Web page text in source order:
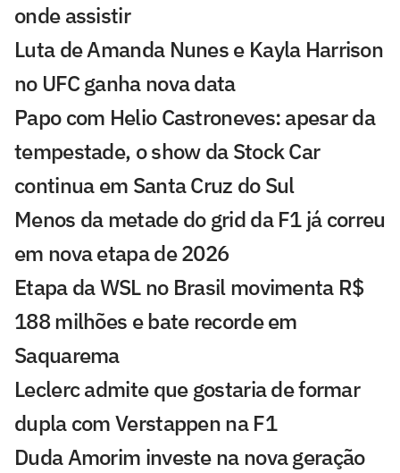
onde assistir
Luta de Amanda Nunes e Kayla Harrison
no UFC ganha nova data
Papo com Helio Castroneves: apesar da
tempestade, o show da Stock Car
continua em Santa Cruz do Sul
Menos da metade do grid da F1 já correu
em nova etapa de 2026
Etapa da WSL no Brasil movimenta R$
188 milhões e bate recorde em
Saquarema
Leclerc admite que gostaria de formar
dupla com Verstappen na F1
Duda Amorim investe na nova geração